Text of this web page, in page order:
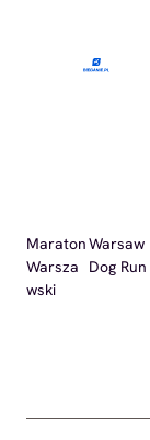
Maraton
Warsza
wski
Warsaw
Dog Run